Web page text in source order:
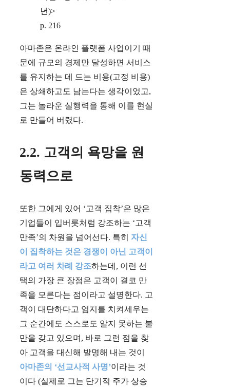
년)>
p. 216
아마존은 온라인 플랫폼 사업이기 때
문에 규모의 경제만 달성하면 서비스
를 유지하는 데 드는 비용(고정 비용)
은 상쇄하고도 남는다는 생각이었고,
그는 놀라운 실행력을 통해 이를 현실
로 만들어 버렸다.
2.2. 고객의 욕망을 원
동력으로
또한 그에게 있어 ‘고객 집착’은 많은
기업들이 입버릇처럼 강조하는 ‘고객
만족’의 차원을 넘어선다. 특히 자신
이 집착하는 것은 경쟁이 아닌 고객이
라고 여러 차례 강조하는데, 이런 선
택의 가장 큰 장점은 고객이 결코 만
족을 모른다는 점이라고 설명한다. 고
객이 대단하다고 엄지를 치켜세우는
그 순간에도 스스로도 알지 못하는 불
만을 갖고 있으며, 바로 그런 점을 찾
아 고객을 대신해 발명해 내는 것이
아마존의 ‘선교사적 사명’이라는 것
이다 (실제로 그는 단기적 주가 상승